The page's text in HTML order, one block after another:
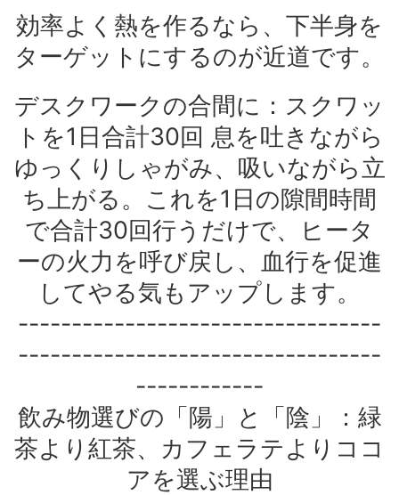
効率よく熱を作るなら、下半身を
ターゲットにするのが近道です。
デスクワークの合間に：スクワッ
トを1日合計30回 息を吐きながら
ゆっくりしゃがみ、吸いながら立
ち上がる。これを1日の隙間時間
で合計30回行うだけで、ヒータ
ーの火力を呼び戻し、血行を促進
してやる気もアップします。
----------------------------------
----------------------------------
------------
飲み物選びの「陽」と「陰」：緑
茶より紅茶、カフェラテよりココ
アを選ぶ理由